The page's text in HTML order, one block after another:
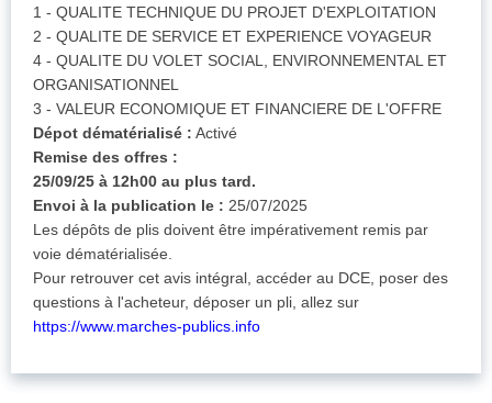
1 - QUALITE TECHNIQUE DU PROJET D'EXPLOITATION
2 - QUALITE DE SERVICE ET EXPERIENCE VOYAGEUR
4 - QUALITE DU VOLET SOCIAL, ENVIRONNEMENTAL ET
ORGANISATIONNEL
3 - VALEUR ECONOMIQUE ET FINANCIERE DE L'OFFRE
Dépot dématérialisé : Activé
Remise des offres :
25/09/25 à 12h00 au plus tard.
Envoi à la publication le : 25/07/2025
Les dépôts de plis doivent être impérativement remis par
voie dématérialisée.
Pour retrouver cet avis intégral, accéder au DCE, poser des
questions à l'acheteur, déposer un pli, allez sur
https://www.marches-publics.info